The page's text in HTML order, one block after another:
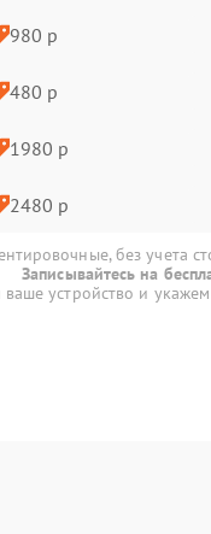
980 р
480 р
1980 р
2480 р
без учета
Записывайтесь на
устройство и укажем